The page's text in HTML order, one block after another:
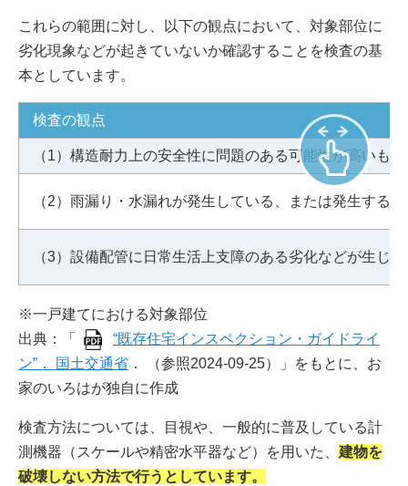
これらの範囲に対し、以下の観点において、対象部位に
劣化現象などが起きていないか確認することを検査の基
本としています。
検査の観点
（1）構造耐力上の安全性に問題のある可能性が高いもの
（2）雨漏り・水漏れが発生している、または発生する
（3）設備配管に日常生活上支障のある劣化などが生じ
※一戸建てにおける対象部位
出典：「
“既存住宅インスペクション・ガイドライ
ン”． 国土交通省 ． （参照2024-09-25）」をもとに、お
家のいろはが独自に作成
検査方法については、目視や、一般的に普及している計
測機器（スケールや精密水平器など）を用いた、 建物を
破壊しない方法で行うとしています。